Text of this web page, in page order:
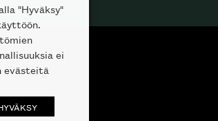
"Hyväksy"
ei
evästeitä